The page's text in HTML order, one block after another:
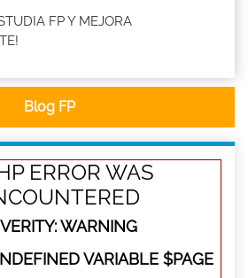
FP Y MEJORA
Blog FP
ERROR WAS
WARNING
VARIABLE $PAGE